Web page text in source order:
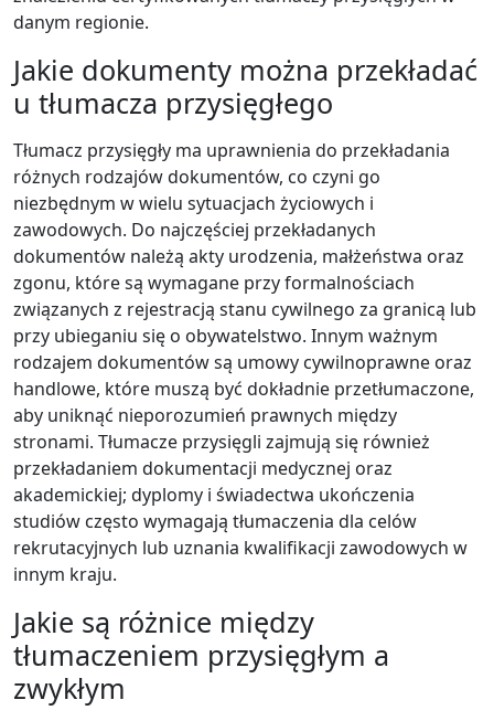
danym regionie.
Jakie dokumenty można przekładać
u tłumacza przysięgłego
Tłumacz przysięgły ma uprawnienia do przekładania
różnych rodzajów dokumentów, co czyni go
niezbędnym w wielu sytuacjach życiowych i
zawodowych. Do najczęściej przekładanych
dokumentów należą akty urodzenia, małżeństwa oraz
zgonu, które są wymagane przy formalnościach
związanych z rejestracją stanu cywilnego za granicą lub
przy ubieganiu się o obywatelstwo. Innym ważnym
rodzajem dokumentów są umowy cywilnoprawne oraz
handlowe, które muszą być dokładnie przetłumaczone,
aby uniknąć nieporozumień prawnych między
stronami. Tłumacze przysięgli zajmują się również
przekładaniem dokumentacji medycznej oraz
akademickiej; dyplomy i świadectwa ukończenia
studiów często wymagają tłumaczenia dla celów
rekrutacyjnych lub uznania kwalifikacji zawodowych w
innym kraju.
Jakie są różnice między
tłumaczeniem przysięgłym a
zwykłym